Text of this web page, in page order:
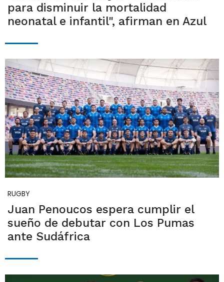
para disminuir la mortalidad
neonatal e infantil", afirman en Azul
RUGBY
Juan Penoucos espera cumplir el
sueño de debutar con Los Pumas
ante Sudáfrica